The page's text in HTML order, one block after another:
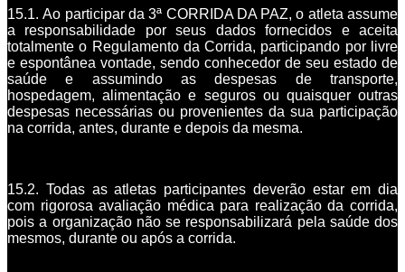
15.1. Ao participar da 3ª CORRIDA DA PAZ, o atleta assume
a responsabilidade por seus dados fornecidos e aceita
totalmente o Regulamento da Corrida, participando por livre
e espontânea vontade, sendo conhecedor de seu estado de
saúde e assumindo as despesas de transporte,
hospedagem, alimentação e seguros ou quaisquer outras
despesas necessárias ou provenientes da sua participação
na corrida, antes, durante e depois da mesma.
15.2. Todas as atletas participantes deverão estar em dia
com rigorosa avaliação médica para realização da corrida,
pois a organização não se responsabilizará pela saúde dos
mesmos, durante ou após a corrida.